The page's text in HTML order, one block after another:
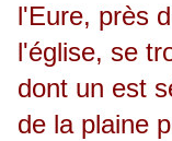
l'Eure, près
l'église, se
dont un est
de la plaine